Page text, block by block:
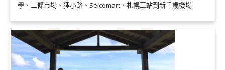
學、二條市場、狸小路、Seicomart、札幌車站到新千歲機場